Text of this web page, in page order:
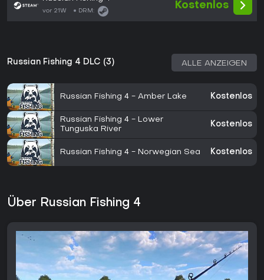
vor 21W DRM:
Kostenlos
Russian Fishing 4 DLC (3) ALLE ANZEIGEN
Russian Fishing 4 - Amber Lake Kostenlos
Russian Fishing 4 - Lower
Tunguska River
Kostenlos
Russian Fishing 4 - Norwegian Sea Kostenlos
Über Russian Fishing 4